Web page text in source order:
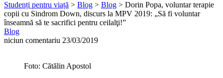
Studenți pentru viață > Blog > Blog > Dorin Popa, voluntar terapie
copii cu Sindrom Down, discurs la MPV 2019: „Să fi voluntar
înseamnă să te sacrifici pentru ceilalţi!”
Blog
niciun comentariu 23/03/2019
Foto: Cătălin Apostol